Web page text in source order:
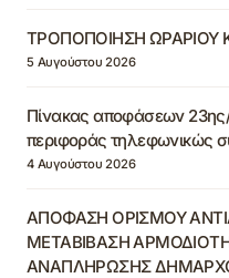
ΤΡΟΠΟΠΟΙΗΣΗ ΩΡΑΡΙΟΥ
5 Αυγούστου 2026
Πίνακας αποφάσεων
περιφοράς τηλεφωνικώς
4 Αυγούστου 2026
ΑΠΟΦΑΣΗ ΟΡΙΣΜΟΥ
ΜΕΤΑΒΙΒΑΣΗ
ΑΝΑΠΛΗΡΩΣΗΣ